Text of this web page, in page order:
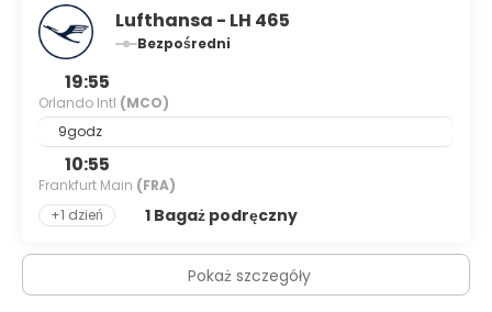
Lufthansa - LH 465
Bezpośredni
19:55
Orlando Intl (MCO)
9godz
10:55
Frankfurt Main (FRA)
+1 dzień
1 Bagaż podręczny
Pokaż szczegóły